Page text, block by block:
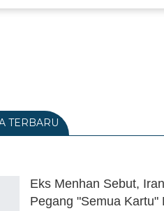
TERBARU
Eks Menhan Sebut, Iran
Pegang "Semua Kartu"